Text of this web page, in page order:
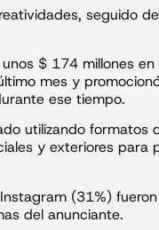
seguido
$ 174 millones en
mes y
ese tiempo.
utilizando formatos
y exteriores para
(31%)
del anunciante.